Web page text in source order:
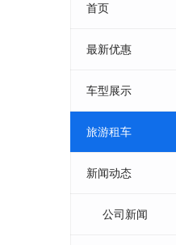
首页
最新优惠
车型展示
旅游租车
新闻动态
公司新闻